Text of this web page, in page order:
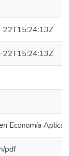
Economía
pdf